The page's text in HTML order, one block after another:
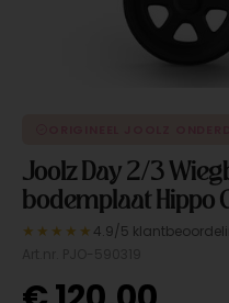
Joolz Day 2/3
bodemplaat Hippo
★★★★★ 4.9/5